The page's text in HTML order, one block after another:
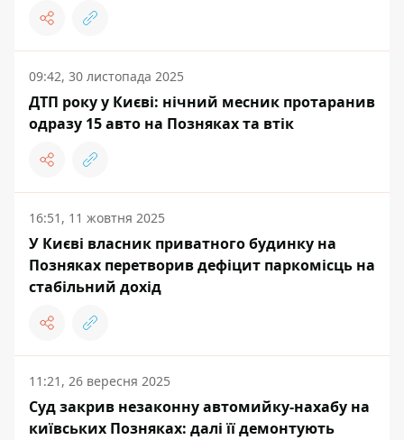
09:42, 30 листопада 2025
ДТП року у Києві: нічний месник протаранив
одразу 15 авто на Позняках та втік
16:51, 11 жовтня 2025
У Києві власник приватного будинку на
Позняках перетворив дефіцит паркомісць на
стабільний дохід
11:21, 26 вересня 2025
Суд закрив незаконну автомийку-нахабу на
київських Позняках: далі її демонтують